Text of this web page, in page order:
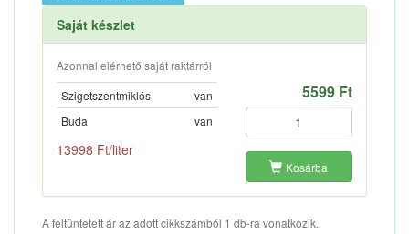
Saját készlet
Azonnal elérhető saját raktárról
Szigetszentmiklós
van
Buda
van
13998 Ft/liter
5599 Ft
Kosárba
A feltüntetett ár az adott cikkszámból 1 db-ra vonatkozik.